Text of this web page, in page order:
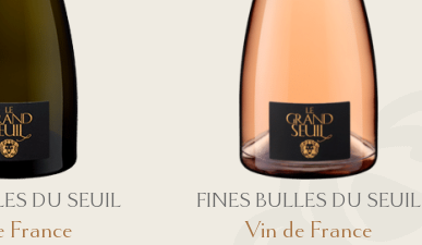
DU SEUIL
France
FINES BULLES DU SEUIL
Vin de France